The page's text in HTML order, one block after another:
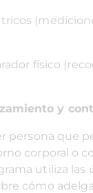
físico
y
persona que
corporal o
utiliza las
cómo